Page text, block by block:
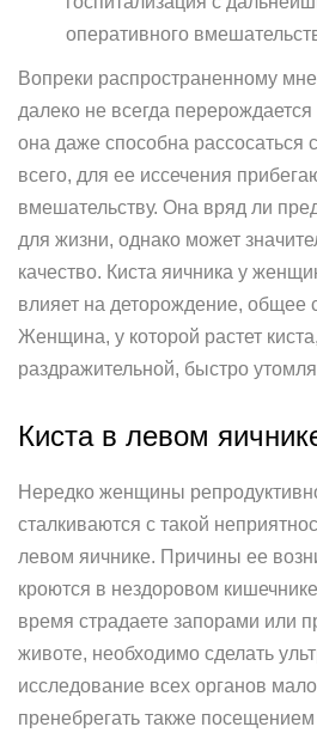
оперативного
Вопреки распространенному
далеко не всегда
она даже способна рассосаться
всего, для ее иссечения
вмешательству. Она вряд ли
для жизни, однако может
качество. Киста яичника у
влияет на деторождение, общее
Женщина, у которой растет
раздражительной, быстро
Киста в левом
Нередко женщины
сталкиваются с такой
левом яичнике. Причины ее
кроются в нездоровом
время страдаете запорами или
животе, необходимо сделать
исследование всех органов
пренебрегать также посещением